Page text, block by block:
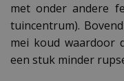
met onder andere
tuincentrum).
mei koud waardoor
een stuk minder